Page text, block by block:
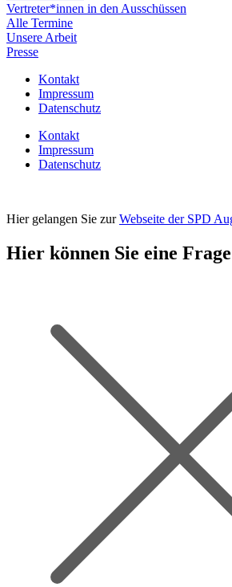
Vertreter*innen in den Ausschüssen
Alle Termine
Unsere Arbeit
Presse
Kontakt
Impressum
Datenschutz
Kontakt
Impressum
Datenschutz
Hier gelangen Sie zurWebseite der SPD
Hier können Sie eine